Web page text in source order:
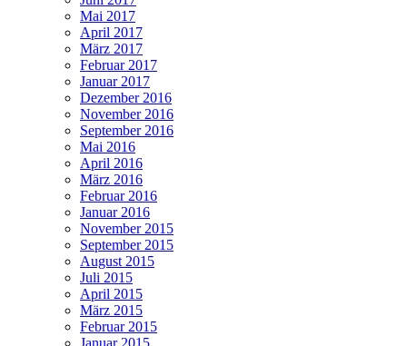
Mai 2017
April 2017
März 2017
Februar 2017
Januar 2017
Dezember 2016
November 2016
September 2016
Mai 2016
April 2016
März 2016
Februar 2016
Januar 2016
November 2015
September 2015
August 2015
Juli 2015
April 2015
März 2015
Februar 2015
Januar 2015